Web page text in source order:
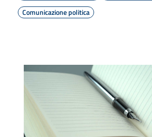
Comunicazione politica